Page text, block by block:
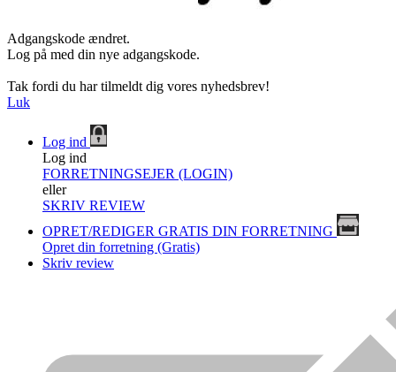
Adgangskode ændret.
Log på med din nye adgangskode.
Tak fordi du har tilmeldt dig vores nyhedsbrev!
Luk
Log ind
Log ind
FORRETNINGSEJER (LOGIN)
eller
SKRIV REVIEW
OPRET/REDIGER GRATIS DIN FORRETNING
Opret din forretning (Gratis)
Skriv review